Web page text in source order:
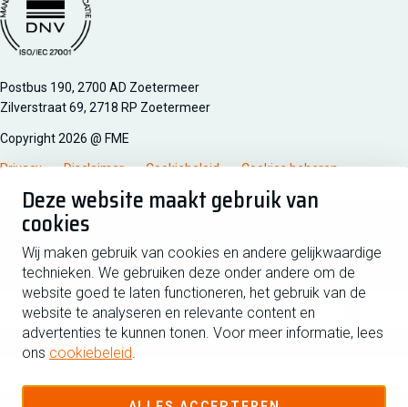
Deze website maakt gebruik van
cookies
Wij maken gebruik van cookies en andere gelijkwaardige
technieken. We gebruiken deze onder andere om de
website goed te laten functioneren, het gebruik van de
website te analyseren en relevante content en
advertenties te kunnen tonen. Voor meer informatie, lees
ons cookiebeleid.
Managementsyteem certificatie DNV iso/iec 27001
Postbus 190, 2700 AD Zoetermeer
Zilverstraat 69, 2718 RP Zoetermeer
Copyright 2026 @ FME
Privacy Disclaimer Cookiebeleid Cookies beheren
Schrijf je in voor de nieuwsbrief
Voornaam
Achternaam